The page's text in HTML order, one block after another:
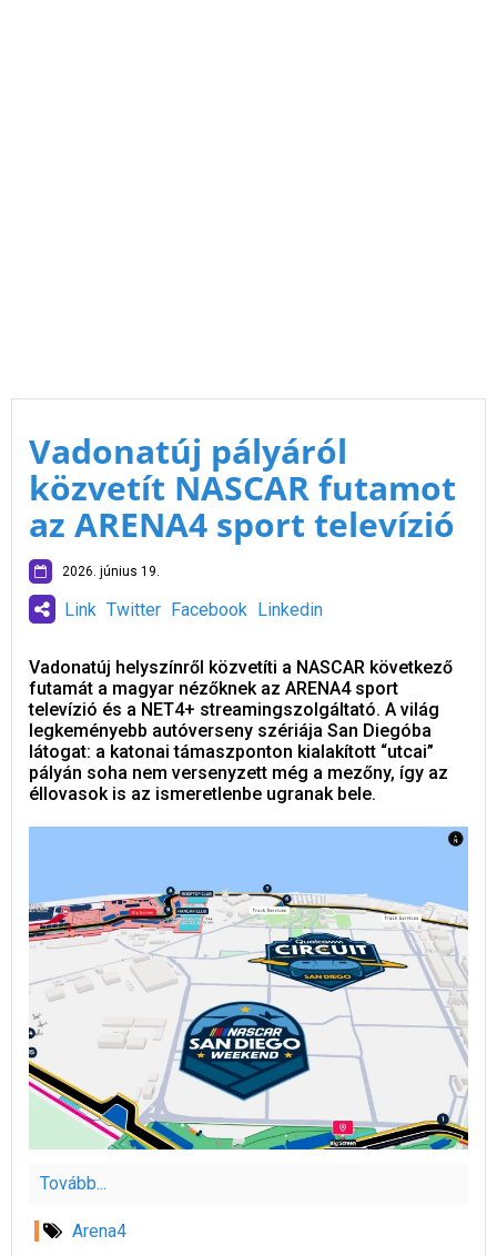
Vadonatúj pályáról
közvetít NASCAR futamot
az ARENA4 sport televízió
2026. június 19.
Link Twitter Facebook Linkedin
Vadonatúj helyszínről közvetíti a NASCAR következő
futamát a magyar nézőknek az ARENA4 sport
televízió és a NET4+ streamingszolgáltató. A világ
legkeményebb autóverseny szériája San Diegóba
látogat: a katonai támaszponton kialakított “utcai”
pályán soha nem versenyzett még a mezőny, így az
éllovasok is az ismeretlenbe ugranak bele.
Tovább...
Arena4